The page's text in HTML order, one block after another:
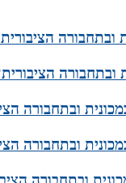
ובתחבורה
ובתחבורה
ובתחבורה
ובתחבורה